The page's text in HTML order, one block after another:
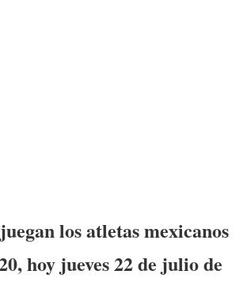
los atletas mexicanos
hoy jueves 22 de juliode